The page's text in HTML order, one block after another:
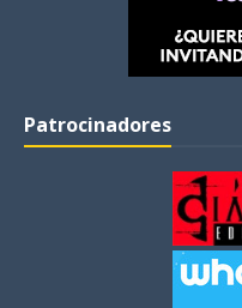
Patrocinadores